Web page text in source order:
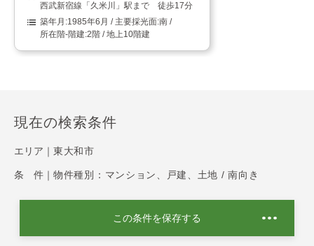
西武新宿線「久米川」駅まで 徒歩17分
1985年6月
南
2階 / 地上10階建
現在の検索条件
エリア｜ 東大和市
条 件｜ 物件種別：マンション、戸建、土地 / 南向き
この条件を保存する